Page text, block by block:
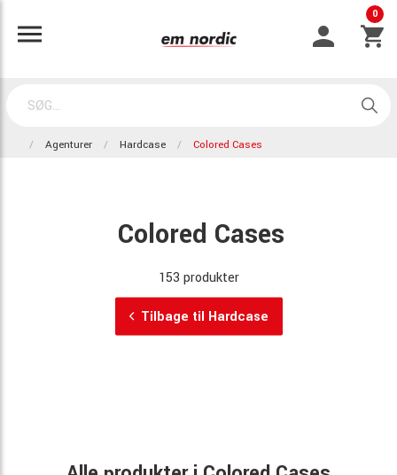
0
Agenturer Hardcase Colored Cases
Colored Cases
153 produkter
Tilbage til Hardcase